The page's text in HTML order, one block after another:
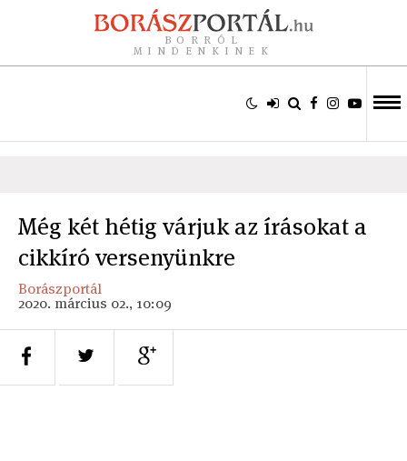
BORRÓL
MINDENKINEK
Még két hétig várjuk az írásokat a
cikkíró versenyünkre
Borászportál
2020. március 02., 10:09